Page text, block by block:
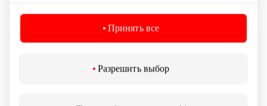
Принять все
Разрешить выбор